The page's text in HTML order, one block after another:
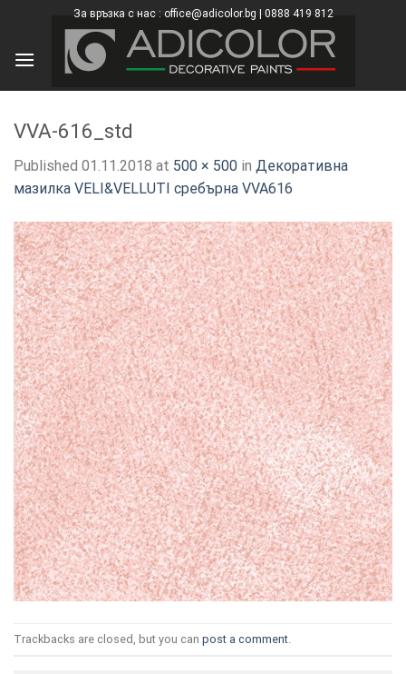
content
За връзка с нас : office@adicolor.bg | 0888 419 812
VVA-616_std
Published 01.11.2018 at 500 × 500 in Декоративна
мазилка VELI&VELLUTI сребърна VVA616
Trackbacks are closed, but you can post a comment
×
× ТОЗИ
САЙТ
ИЗПОЛЗВА
ПОВЕЧЕ